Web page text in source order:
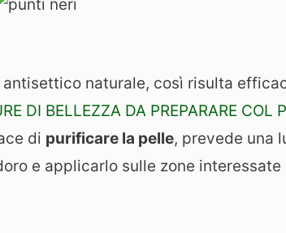
antisettico naturale, così risulta
DI BELLEZZA DA PREPARARE COL
di purificare la pelle, prevede una
e applicarlo sulle zone